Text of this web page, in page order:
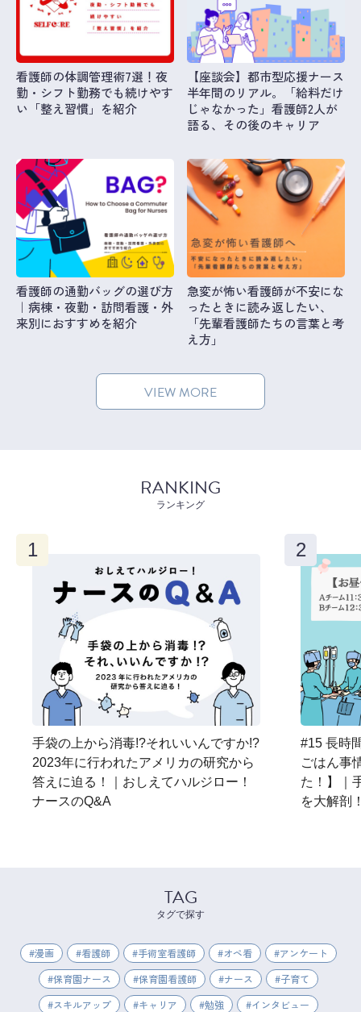
看護師の体調管理術7選！夜
勤・シフト勤務でも続けやす
い「整え習慣」を紹介
【座談会】都市型応援ナース
半年間のリアル。「給料だけ
じゃなかった」看護師2人が
語る、その後のキャリア
看護師の通勤バッグの選び方
｜病棟・夜勤・訪問看護・外
来別におすすめを紹介
急変が怖い看護師が不安にな
ったときに読み返したい、
「先輩看護師たちの言葉と考
え方」
VIEW MORE
RANKING
ランキング
手袋の上から消毒!?それいいんですか!?
2023年に行われたアメリカの研究から
答えに迫る！｜おしえてハルジロー！
ナースのQ&A
#15 長時
ごはん事
た！】｜
を大解剖
TAG
タグで探す
漫画 看護師 手術室看護師 オペ看
アンケート
保育園ナース
保育園看護師 ナース
子育て
スキルアップ
キャリア 勉強
インタビュー